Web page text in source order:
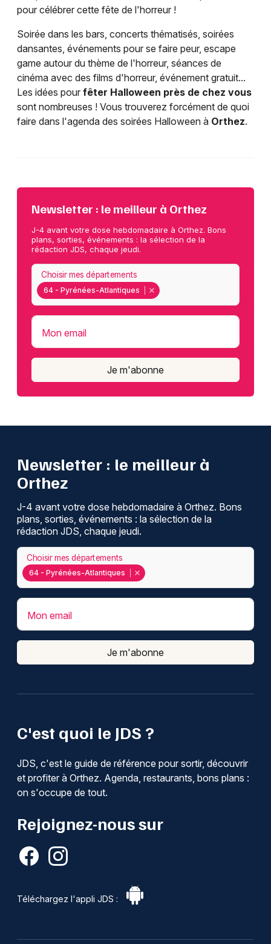
pour célébrer cette fête de l'horreur !
Soirée dans les bars, concerts thématisés, soirées
dansantes, événements pour se faire peur, escape
game autour du thème de l'horreur, séances de
cinéma avec des films d'horreur, événement gratuit...
Les idées pour fêter Halloween près de chez vous
sont nombreuses ! Vous trouverez forcément de quoi
faire dans l'agenda des soirées Halloween à Orthez.
Newsletter : le meilleur à Orthez
J-4 avant votre dose hebdomadaire à Orthez. Bons
plans, sorties, événements : la sélection de la
rédaction JDS, chaque jeudi.
64 - Pyrénées-Atlantiques
Choisir mes départements
Mon email
Je m'abonne
C'est quoi le JDS ?
JDS, c'est le guide de référence pour sortir, découvrir
et profiter à Orthez. Agenda, restaurants, bons plans :
on s'occupe de tout.
Rejoignez-nous sur
Téléchargez l'appli JDS :
Newsletter : le meilleur à
Orthez
J-4 avant votre dose hebdomadaire à Orthez. Bons
plans, sorties, événements : la sélection de la
rédaction JDS, chaque jeudi.
64 - Pyrénées-Atlantiques
Choisir mes départements
Mon email
Je m'abonne